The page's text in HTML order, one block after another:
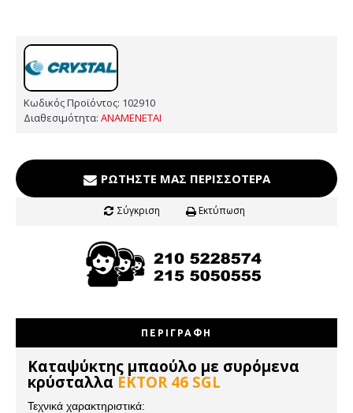
Κωδικός Προϊόντος: 102910
Διαθεσιμότητα: ΑΝΑΜΕΝΕΤΑΙ
ΡΩΤΉΣΤΕ ΜΑΣ ΠΕΡΙΣΣΌΤΕΡΑ
Σύγκριση Εκτύπωση
ΠΕΡΙΓΡΑΦΉ
Καταψύκτης μπαούλο με συρόμενα
κρύσταλλα EKTOR 46 SGL
Τεχνικά χαρακτηριστικά: